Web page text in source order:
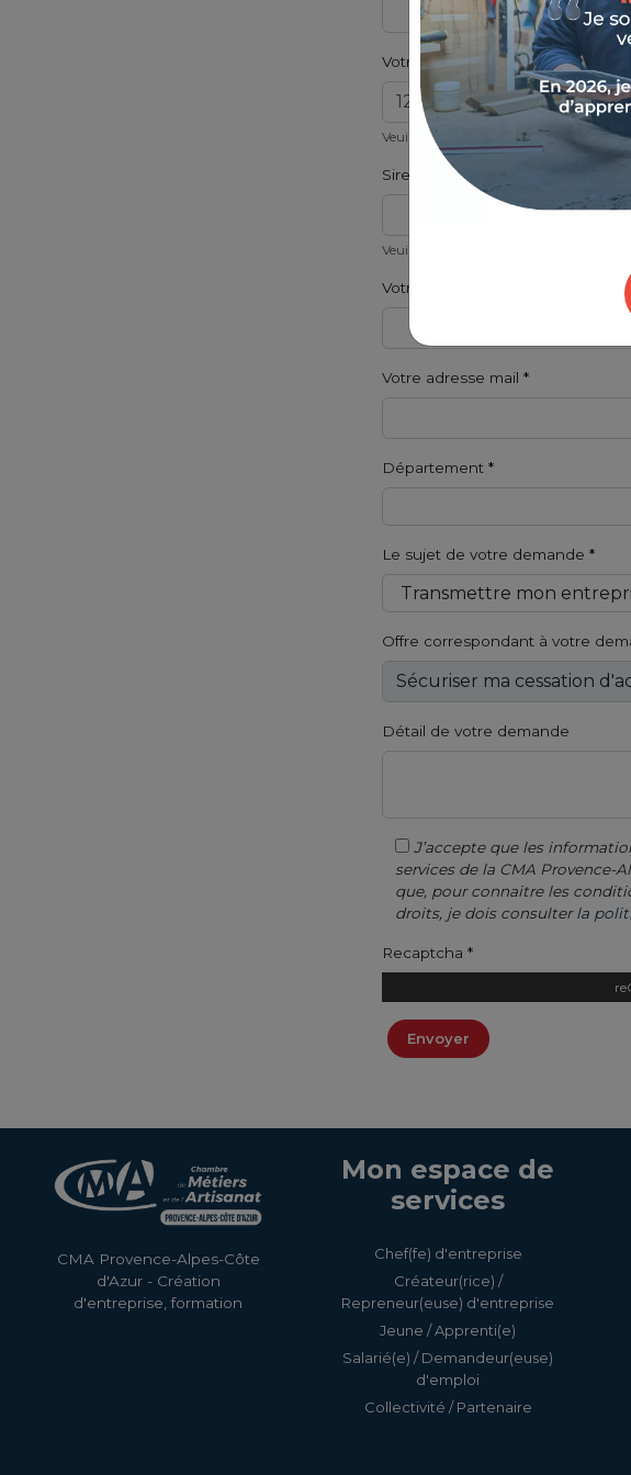
Votre numéro de siren (si vous
Veuillez indiquer les 9 chiffres de votre
Siret de l'établissement
Veuillez indiquer les 14 chiffres de votre
Votre numéro de téléphone
Votre adresse mail
Département
Le sujet de votre demande
Offre correspondant à votre
Détail de votre demande
J’accepte que les
services de la CMA Provence-
que, pour connaitre les
droits, je dois consulterla
Recaptcha
Envoyer
CMA Provence-Alpes-Côte
d'Azur - Création
d'entreprise, formation
Mon espace de
services
Chef(fe) d'entreprise
Créateur(rice) /
Repreneur(euse) d'entreprise
Jeune / Apprenti(e)
Salarié(e) / Demandeur(euse)
d'emploi
Collectivité / Partenaire